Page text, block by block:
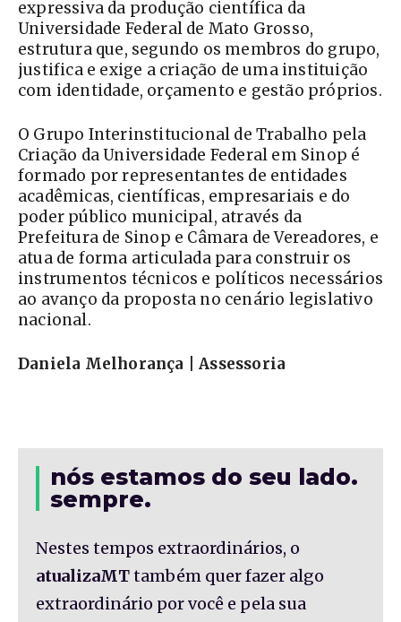
expressiva da produção científica da
Universidade Federal de Mato Grosso,
estrutura que, segundo os membros do grupo,
justifica e exige a criação de uma instituição
com identidade, orçamento e gestão próprios.
O Grupo Interinstitucional de Trabalho pela
Criação da Universidade Federal em Sinop é
formado por representantes de entidades
acadêmicas, científicas, empresariais e do
poder público municipal, através da
Prefeitura de Sinop e Câmara de Vereadores, e
atua de forma articulada para construir os
instrumentos técnicos e políticos necessários
ao avanço da proposta no cenário legislativo
nacional.
Daniela Melhorança | Assessoria
nós estamos do seu lado.
sempre.
Nestes tempos extraordinários, o
atualizaMTtambém quer fazer algo
extraordinário por você e pela sua